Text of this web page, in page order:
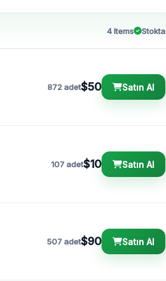
4 Items Stokta
872 adet$50 Satın Al
107 adet$10 Satın Al
507 adet$90 Satın Al